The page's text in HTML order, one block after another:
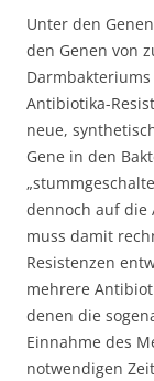
Unter den
den Genen von
Darmbakteriums
Antibiotika-
neue,
Gene in den
dennoch auf die
muss damit
Resistenzen
mehrere
denen die
Einnahme des
notwendigen